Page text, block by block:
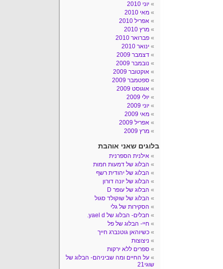
יוני 2010
מאי 2010
אפריל 2010
מרץ 2010
פברואר 2010
ינואר 2010
דצמבר 2009
נובמבר 2009
אוקטובר 2009
ספטמבר 2009
אוגוסט 2009
יולי 2009
יוני 2009
מאי 2009
אפריל 2009
מרץ 2009
בלוגים שאני אוהבת
אילנית הספרנית
הבלוג של דמעות חמות
הבלוג של יהודית רשף
הבלוג של יונה דורון
הבלוג של עופר D
הבלוג של שוקולד סגול
הסקירות של גלי
חבלים- הבלוג של yael d.
חיי- הבלוג של פל
כשיוהאן גוטנברג חייך
ניצוצות
ספרים ללא ירקות
על החיים ומה שביניהם- הבלוג של
שוגי21